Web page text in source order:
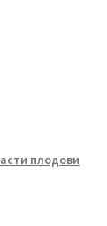
плодови